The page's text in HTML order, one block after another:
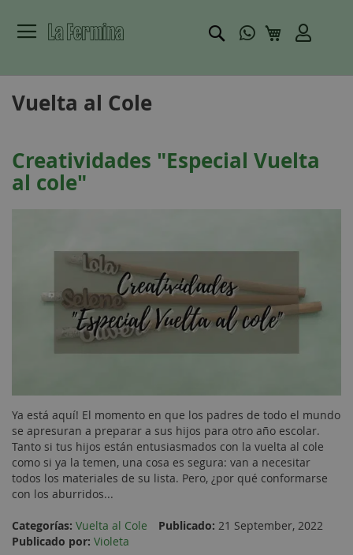
Buscar Mi carrito
Vuelta al Cole
Creatividades "Especial Vuelta
al cole"
Ya está aquí! El momento en que los padres de todo el mundo
se apresuran a preparar a sus hijos para otro año escolar.
Tanto si tus hijos están entusiasmados con la vuelta al cole
como si ya la temen, una cosa es segura: van a necesitar
todos los materiales de su lista. Pero, ¿por qué conformarse
con los aburridos...
Categorías: Vuelta al Cole Publicado: 21 September, 2022
Publicado por: Violeta